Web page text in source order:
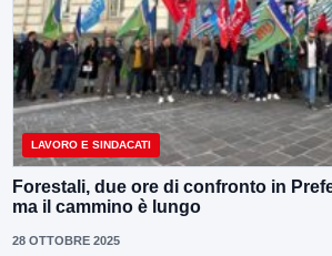
LAVORO E SINDACATI
Forestali, due ore di confronto in
ma il cammino è lungo
28 OTTOBRE 2025